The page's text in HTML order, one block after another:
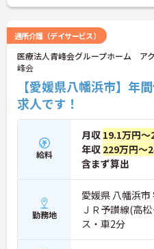
通所介護（デイサービス）
医療法人青峰会グループホーム ア
峰会
【愛媛県八幡浜市】
求人です！
給料
月収 19.1万円～
年収 229万円～
含まず算出
勤務地
愛媛県 八幡浜
ＪＲ予讃線(高
ス・車2分